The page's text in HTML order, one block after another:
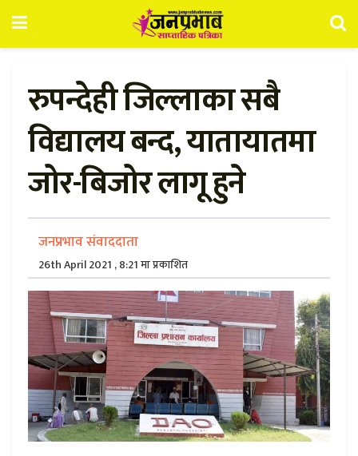
रुपन्देही जिल्लाका सबै
विद्यालय बन्द, यातायातमा
जोर-बिजोर लागू हुने
जनप्रभाव संवाददाता
26th April 2021 , 8:21 मा प्रकाशित